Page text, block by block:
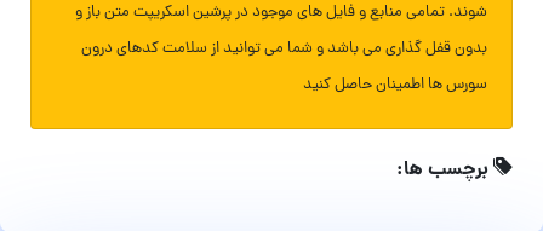
شوند. تمامی منابع و فایل های موجود در پرشین اسکریپت متن باز و
بدون قفل گذاری می باشد و شما می توانید از سلامت کدهای درون
سورس ها اطمینان حاصل کنید
برچسب ها: